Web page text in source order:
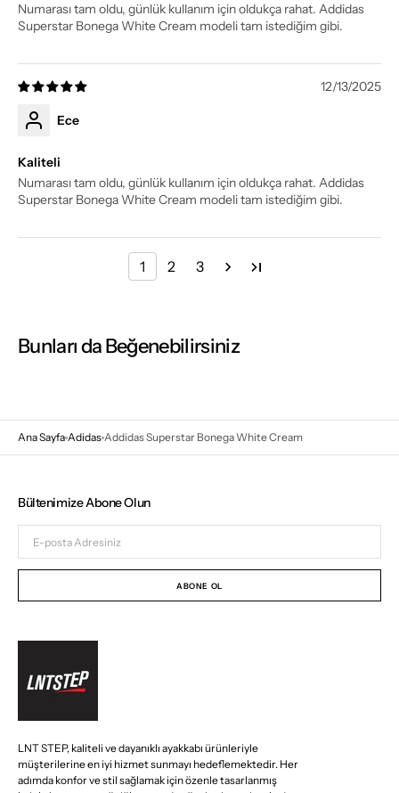
Numarası tam oldu, günlük kullanım için oldukça rahat. Addidas
Superstar Bonega White Cream modeli tam istediğim gibi.
12/13/2025
Ece
Kaliteli
Numarası tam oldu, günlük kullanım için oldukça rahat. Addidas
Superstar Bonega White Cream modeli tam istediğim gibi.
1 2 3
Bunları da Beğenebilirsiniz
Ana Sayfa Adidas Addidas Superstar Bonega White Cream
LNT STEP, kaliteli ve dayanıklı ayakkabı ürünleriyle
müşterilerine en iyi hizmet sunmayı hedeflemektedir. Her
adımda konfor ve stil sağlamak için özenle tasarlanmış
Bültenimize Abone Olun
posta
Adresiniz
ABONE OL